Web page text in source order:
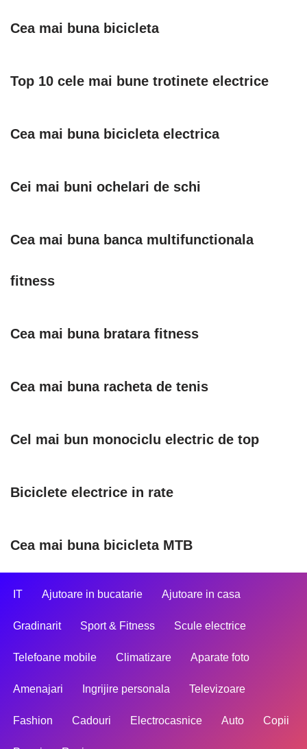
Cea mai buna bicicleta
Top 10 cele mai bune trotinete electrice
Cea mai buna bicicleta electrica
Cei mai buni ochelari de schi
Cea mai buna banca multifunctionala
fitness
Cea mai buna bratara fitness
Cea mai buna racheta de tenis
Cel mai bun monociclu electric de top
Biciclete electrice in rate
Cea mai buna bicicleta MTB
IT Ajutoare in bucatarie Ajutoare in casa
Gradinarit Sport & Fitness Scule electrice
Telefoane mobile Climatizare Aparate foto
Amenajari Ingrijire personala Televizoare
Fashion Cadouri Electrocasnice Auto Copii